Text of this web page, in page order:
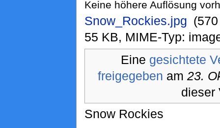
Keine höhere Auflösung
Snow_Rockies.jpg
55 KB, MIME-Typ:
Eine gesichtete
freigegeben am23.
dieser
Snow Rockies